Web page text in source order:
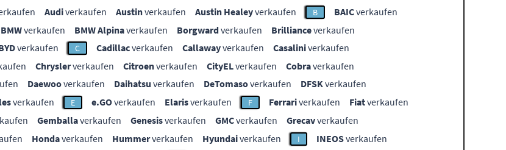
Audiverkaufen Austinverkaufen Austin Healeyverkaufen B BAICverkaufen
BMWverkaufen BMW Alpinaverkaufen Borgwardverkaufen Brillianceverkaufen
verkaufen C Cadillacverkaufen Callawayverkaufen Casaliniverkaufen
Chryslerverkaufen Citroenverkaufen CityELverkaufen Cobraverkaufen
Daewooverkaufen Daihatsu verkaufen DeTomasoverkaufen DFSKverkaufen
verkaufen E e.GOverkaufen Elarisverkaufen F Ferrariverkaufen Fiatverkaufen
Gemballaverkaufen Genesisverkaufen GMCverkaufen Grecavverkaufen
Hondaverkaufen Hummerverkaufen Hyundaiverkaufen I INEOSverkaufen